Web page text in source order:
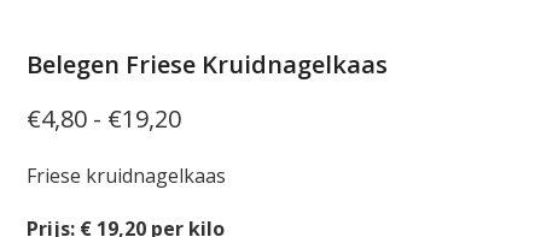
Belegen Friese Kruidnagelkaas
€4,80 - €19,20Prijsklasse:
tot
€19,20
Friese kruidnagelkaas
Prijs: € 19,20 per kilo